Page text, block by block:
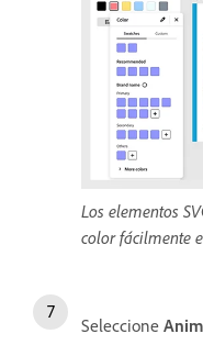
Los elementos
color fácilmente
Seleccione